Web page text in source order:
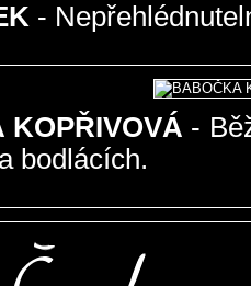
-
KOPŘIVOVÁ -
bodlácích.